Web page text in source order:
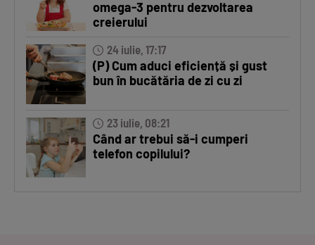
omega-3 pentru dezvoltarea
creierului
24 iulie, 17:17
(P) Cum aduci eficiență și gust
bun în bucătăria de zi cu zi
23 iulie, 08:21
Când ar trebui să-i cumperi
telefon copilului?